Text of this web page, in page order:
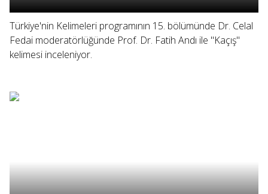
Türkiye'nin Kelimeleri programının 15. bölümünde Dr. Celal
Fedai moderatörlüğünde Prof. Dr. Fatih Andı ile "Kaçış"
kelimesi inceleniyor.